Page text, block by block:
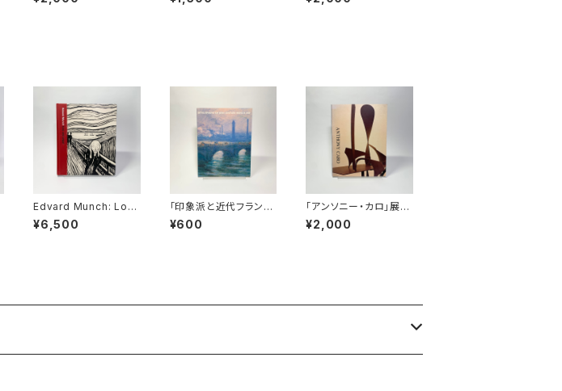
と英国の壁紙展ー美し
Edvard Munch: Lov
e and Angst
¥6,500
「印象派と近代フランス
絵画の系譜」展図録
¥600
「アンソニー・カロ」展図
録
¥2,000